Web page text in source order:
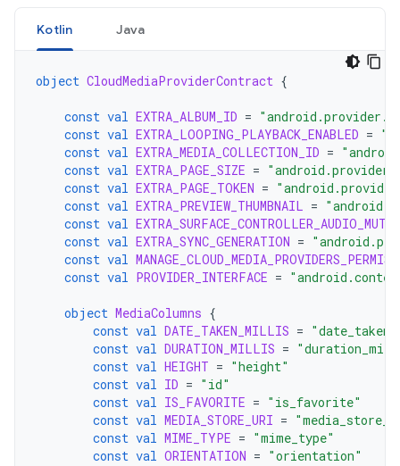
Kotlin Java
object CloudMediaProviderContract {
const val EXTRA_ALBUM_ID =
const val EXTRA_LOOPING_PLAYBACK_ENABLED =
const val EXTRA_MEDIA_COLLECTION_ID =
const val EXTRA_PAGE_SIZE =
const val EXTRA_PAGE_TOKEN =
const val EXTRA_PREVIEW_THUMBNAIL =
const val
const val EXTRA_SYNC_GENERATION =
const val
const val PROVIDER_INTERFACE =
object MediaColumns {
const val DATE_TAKEN_MILLIS =
const val DURATION_MILLIS =
const val HEIGHT = "height"
const val ID = "id"
const val IS_FAVORITE = "is_favorite"
const val MEDIA_STORE_URI =
const val MIME_TYPE = "mime_type"
const val ORIENTATION = "orientation"